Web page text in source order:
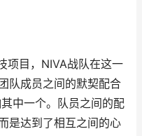
项目，NIVA战队在这一
队成员之间的默契配合
中一个。队员之间的配
是达到了相互之间的心